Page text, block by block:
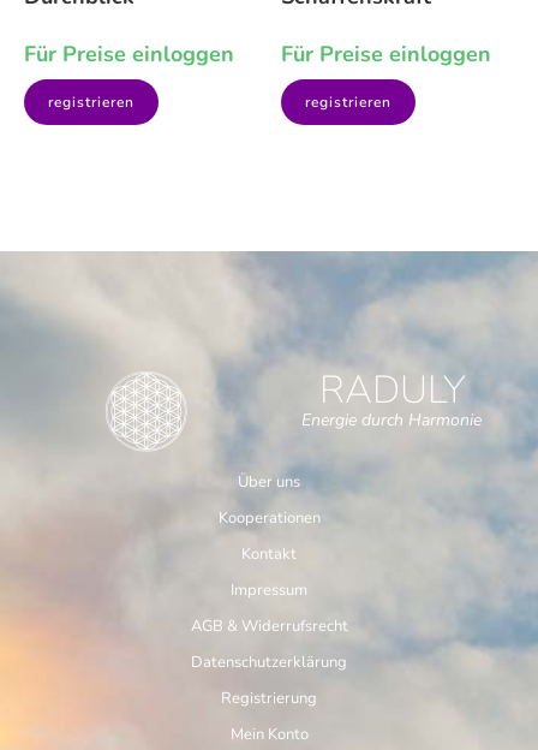
Für Preise einloggen
registrieren
Für Preise einloggen
registrieren
RADULY
Energie durch Harmonie
Über uns
Kooperationen
Kontakt
Impressum
AGB & Widerrufsrecht
Datenschutzerklärung
Registrierung
Mein Konto